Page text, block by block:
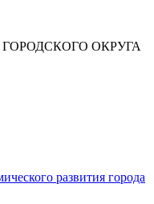
ОКРУГА
развития города